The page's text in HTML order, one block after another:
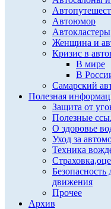
Автоюмор
Автокластеры
Женщина и
Кризис в
В мире
В
Самарский
Полезная
Защита от
Полезные
О здоровье
Уход за
Техника
движения
Прочее
Архив